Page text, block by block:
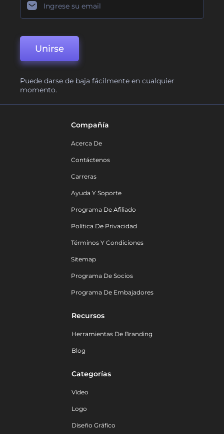
Unirse
Puede darse de baja fácilmente en cualquier
momento.
Compañía
Acerca De
Contáctenos
Carreras
Ayuda Y Soporte
Programa De Afiliado
Política De Privacidad
Términos Y Condiciones
Sitemap
Programa De Socios
Programa De Embajadores
Recursos
Herramientas De Branding
Blog
Categorías
Vídeo
Logo
Diseño Gráfico